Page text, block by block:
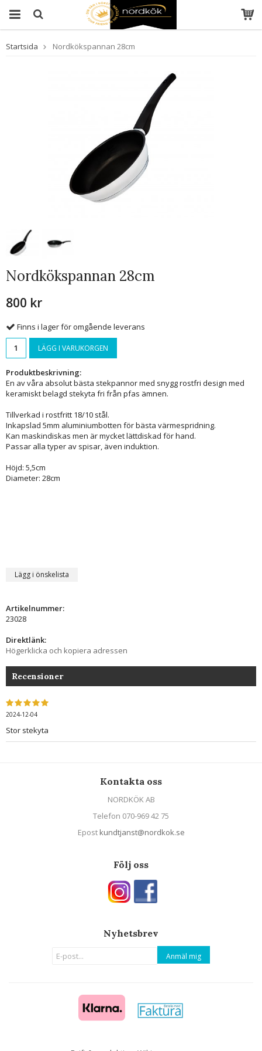
Startsida Nordkökspannan 28cm
Nordkökspannan 28cm
800 kr
Finns i lager för omgående leverans
LÄGG I VARUKORGEN
Produktbeskrivning:
En av våra absolut bästa stekpannor med snygg rostfri design med
keramiskt belagd stekyta fri från pfas ämnen.
Tillverkad i rostfritt 18/10 stål.
Inkapslad 5mm aluminiumbotten för bästa värmespridning.
Kan maskindiskas men är mycket lättdiskad för hand.
Passar alla typer av spisar, även induktion.
Höjd: 5,5cm
Diameter: 28cm
Lägg i önskelista
Artikelnummer:
23028
Direktlänk:
Högerklicka och kopiera adressen
Recensioner
2024-12-04
Stor stekyta
Kontakta oss
NORDKÖK AB
Telefon 070-969 42 75
Epost kundtjanst@nordkok.se
Följ oss
Nyhetsbrev
Anmäl mig